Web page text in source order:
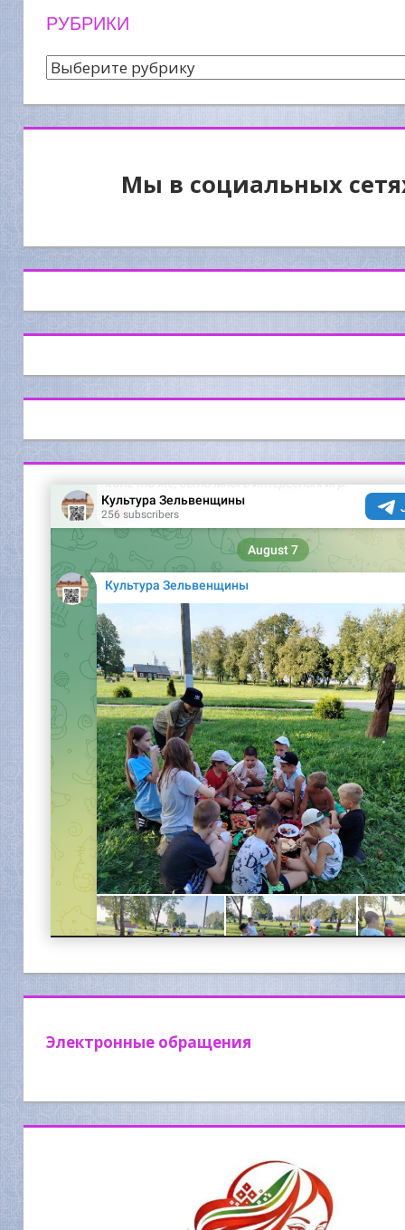
РУБРИКИ
Рубрики
Мы в социальных
Электронные обращения